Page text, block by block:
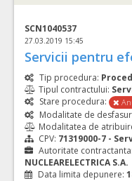
SCN1040537
27.03.2019 15:45
Tip procedura:
Tipul contractului:
Stare procedura:
Modalitate de
Modalitatea de
CPV: 71319000-7 -
Autoritate contractanta:
NUCLEARELECTRICA S.A.
Data limita depunere: